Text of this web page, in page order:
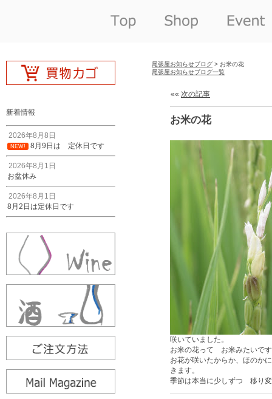
新着情報
2026年8月8日
NEW! 8月9日は 定休日です
2026年8月1日
お盆休み
2026年8月1日
8月2日は定休日です
尾張屋お知らせブログ > お米の花
尾張屋お知らせブログ一覧
«« 次の記事
お米の花
咲いていました。
お米の花って お米みたいで
お花が咲いたからか、ほのか
きます。
季節は本当に少しずつ 移り